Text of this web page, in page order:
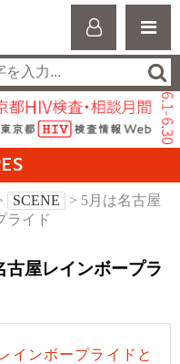
SCENE
> 5月は名古屋
ライド
屋レインボープラ
インボープライドと